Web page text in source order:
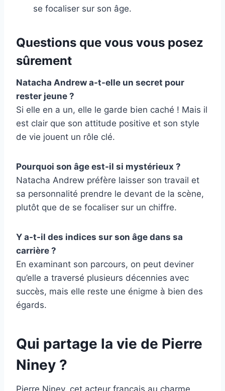
se focaliser sur son âge.
Questions que vous vous posez
sûrement
Natacha Andrew a-t-elle un secret pour
rester jeune ?
Si elle en a un, elle le garde bien caché ! Mais il
est clair que son attitude positive et son style
de vie jouent un rôle clé.
Pourquoi son âge est-il si mystérieux ?
Natacha Andrew préfère laisser son travail et
sa personnalité prendre le devant de la scène,
plutôt que de se focaliser sur un chiffre.
Y a-t-il des indices sur son âge dans sa
carrière ?
En examinant son parcours, on peut deviner
qu’elle a traversé plusieurs décennies avec
succès, mais elle reste une énigme à bien des
égards.
Qui partage la vie de Pierre
Niney ?